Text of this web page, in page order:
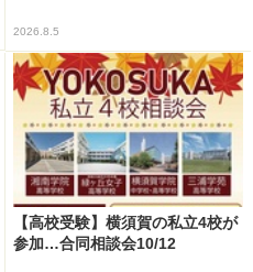
2026.8.5
【高校受験】横須賀の私立4校が
参加…合同相談会10/12